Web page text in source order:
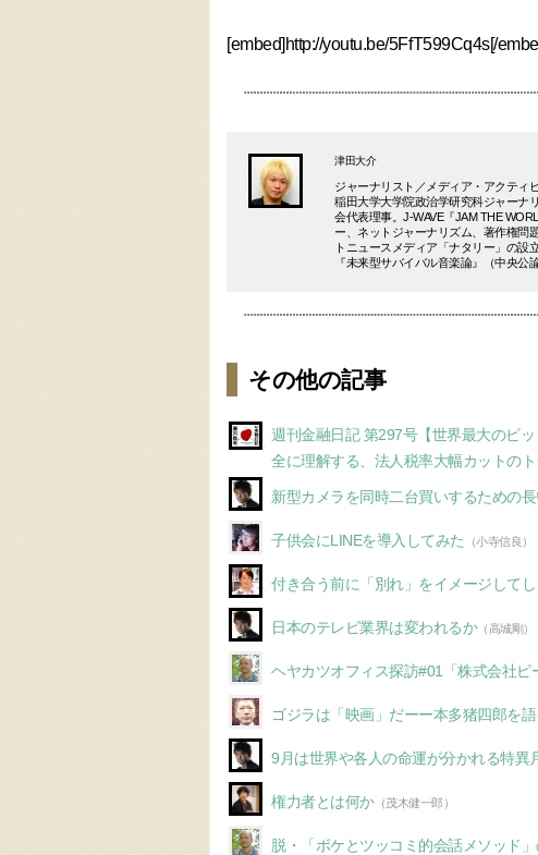
[embed]http://youtu.be/5FfT599Cq4s[/
津田大介
ジャーナリスト／メディア・アクティ
稲田大学大学院政治学研究科ジャーナ
会代表理事。J-WAVE『JAM THE
ー、ネットジャーナリズム、著作権問
トニュースメディア「ナタリー」の設
『未来型サバイバル音楽論』（中央公
その他の記事
週刊金融日記 第297号【世界最大のビ
全に理解する、法人税率大幅カットの
新型カメラを同時二台買いするための
子供会にLINEを導入してみた （小寺信良）
付き合う前に「別れ」をイメージして
日本のテレビ業界は変われるか（高城剛）
ヘヤカツオフィス探訪#01「株式会社ピ
ゴジラは「映画」だーー本多猪四郎を
9月は世界や各人の命運が分かれる特異
権力者とは何か（茂木健一郎）
脱・「ボケとツッコミ的会話メソッド